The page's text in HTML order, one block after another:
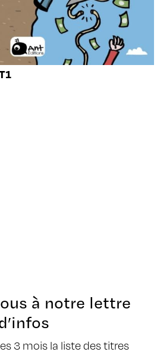
à notre lettre
3 mois la liste des titres